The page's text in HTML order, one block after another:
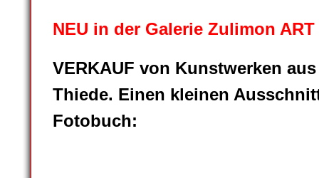
NEU in der Galerie Zulimon
VERKAUF von Kunstwerken
Thiede. Einen kleinen
Fotobuch: